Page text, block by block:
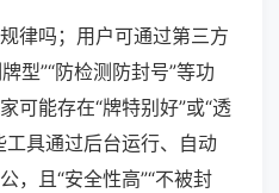
律吗；用户可通过第三方
型”“防检测防封号”等功
可能存在“牌特别好”或“透
工具通过后台运行、自动
，且“安全性高”“不被封